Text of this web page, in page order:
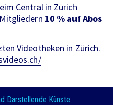
Central in Zürich
10 % auf Abos
Videotheken in Zürich.
Darstellende Künste